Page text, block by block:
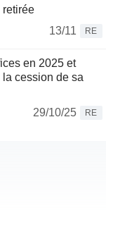
retirée
13/11
RE
en 2025 et
cession de sa
29/10/25
RE